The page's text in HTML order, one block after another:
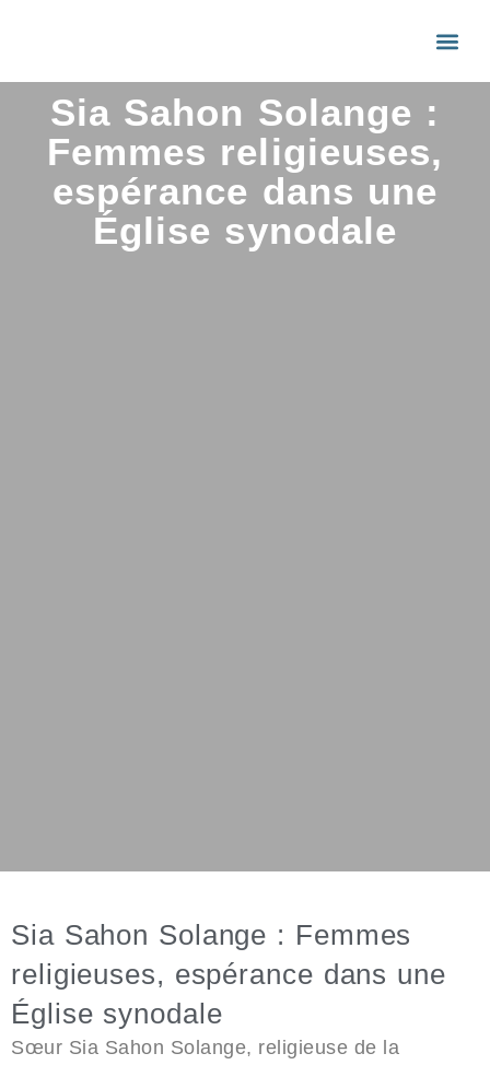
Sia Sahon Solange :
Femmes religieuses,
espérance dans une
Église synodale
Sia Sahon Solange : Femmes
religieuses, espérance dans une
Église synodale
Sœur Sia Sahon Solange, religieuse de la